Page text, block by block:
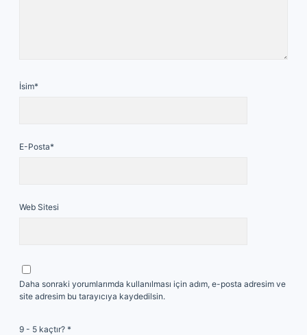
İsim*
E-Posta*
Web Sitesi
Daha sonraki yorumlarımda kullanılması için adım, e-posta adresim ve
site adresim bu tarayıcıya kaydedilsin.
9 - 5 kaçtır? *